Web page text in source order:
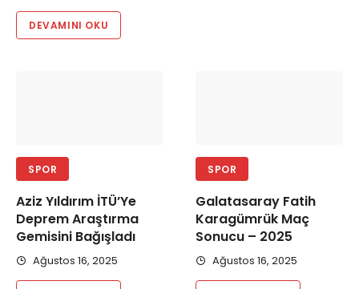
DEVAMINI OKU
SPOR
Aziz Yıldırım İTÜ’Ye
Deprem Araştırma
Gemisini Bağışladı
Ağustos 16, 2025
SPOR
Galatasaray Fatih
Karagümrük Maç
Sonucu – 2025
Ağustos 16, 2025